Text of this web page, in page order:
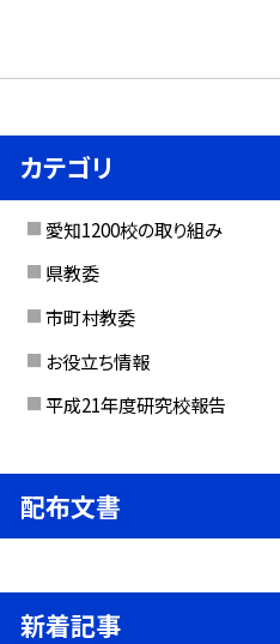
カテゴリ
愛知1200校の取り組み
県教委
市町村教委
お役立ち情報
平成21年度研究校報告
配布文書
新着記事